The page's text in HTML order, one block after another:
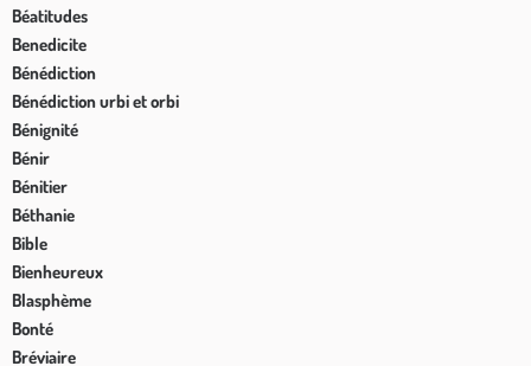
Béatitudes
Benedicite
Bénédiction
Bénédiction urbi et orbi
Bénignité
Bénir
Bénitier
Béthanie
Bible
Bienheureux
Blasphème
Bonté
Bréviaire